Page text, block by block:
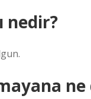
nedir?
ne